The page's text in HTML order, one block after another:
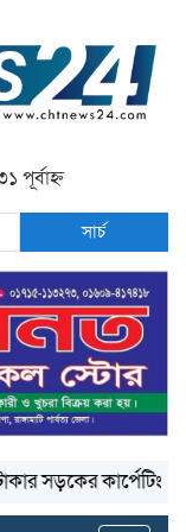
পূর্বাহ্ন
সার্চ
কার্পেটিং উঠে